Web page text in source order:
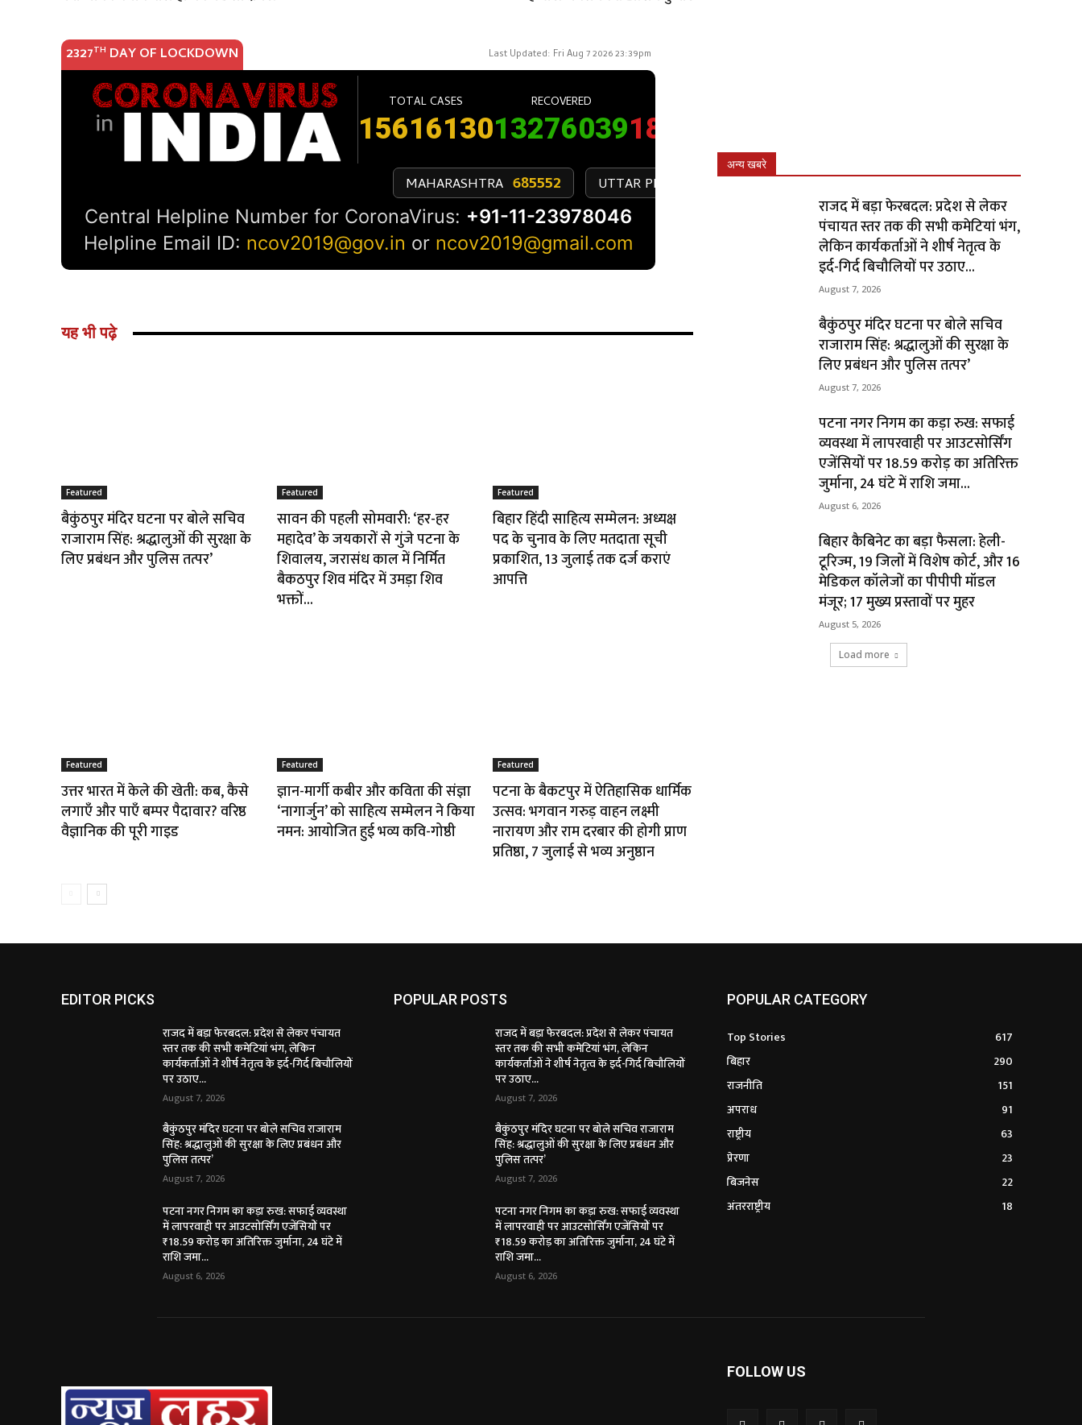
यह भी पढ़े
Featured
बैकुंठपुर मंदिर घटना पर बोले सचिव
राजाराम सिंह: श्रद्धालुओं की सुरक्षा के
लिए प्रबंधन और पुलिस तत्पर’
Featured
सावन की पहली सोमवारी: ‘हर-हर
महादेव’ के जयकारों से गुंजे पटना के
शिवालय, जरासंध काल में निर्मित
बैकठपुर शिव मंदिर में उमड़ा शिव
भक्तों...
Featured
बिहार हिंदी साहित्य सम्मेलन: अध्यक्ष
पद के चुनाव के लिए मतदाता सूची
प्रकाशित, 13 जुलाई तक दर्ज कराएं
आपत्ति
Featured
उत्तर भारत में केले की खेती: कब, कैसे
लगाएँ और पाएँ बम्पर पैदावार? वरिष्ठ
वैज्ञानिक की पूरी गाइड
Featured
ज्ञान-मार्गी कबीर और कविता की संज्ञा
‘नागार्जुन’ को साहित्य सम्मेलन ने किया
नमन: आयोजित हुई भव्य कवि-गोष्ठी
Featured
पटना के बैकटपुर में ऐतिहासिक धार्मिक
उत्सव: भगवान गरुड़ वाहन लक्ष्मी
नारायण और राम दरबार की होगी प्राण
प्रतिष्ठा, 7 जुलाई से भव्य अनुष्ठान
अन्य खबरे
राजद में बड़ा फेरबदल: प्रदेश से लेकर
पंचायत स्तर तक की सभी कमेटियां भंग,
लेकिन कार्यकर्ताओं ने शीर्ष नेतृत्व के
इर्द-गिर्द बिचौलियों पर उठाए...
August 7, 2026
बैकुंठपुर मंदिर घटना पर बोले सचिव
राजाराम सिंह: श्रद्धालुओं की सुरक्षा के
लिए प्रबंधन और पुलिस तत्पर’
August 7, 2026
पटना नगर निगम का कड़ा रुख: सफाई
व्यवस्था में लापरवाही पर आउटसोर्सिंग
एजेंसियों पर ₹18.59 करोड़ का अतिरिक्त
जुर्माना, 24 घंटे में राशि जमा...
August 6, 2026
बिहार कैबिनेट का बड़ा फैसला: हेली-
टूरिज्म, 19 जिलों में विशेष कोर्ट, और 16
मेडिकल कॉलेजों का पीपीपी मॉडल
मंजूर; 17 मुख्य प्रस्तावों पर मुहर
August 5, 2026
Load more
EDITOR PICKS
राजद में बड़ा फेरबदल: प्रदेश से लेकर पंचायत
स्तर तक की सभी कमेटियां भंग, लेकिन
कार्यकर्ताओं ने शीर्ष नेतृत्व के इर्द-गिर्द बिचौलियों
पर उठाए...
August 7, 2026
बैकुंठपुर मंदिर घटना पर बोले सचिव राजाराम
सिंह: श्रद्धालुओं की सुरक्षा के लिए प्रबंधन और
पुलिस तत्पर’
August 7, 2026
पटना नगर निगम का कड़ा रुख: सफाई व्यवस्था
में लापरवाही पर आउटसोर्सिंग एजेंसियों पर
₹18.59 करोड़ का अतिरिक्त जुर्माना, 24 घंटे में
राशि जमा...
August 6, 2026
POPULAR POSTS
राजद में बड़ा फेरबदल: प्रदेश से लेकर पंचायत
स्तर तक की सभी कमेटियां भंग, लेकिन
कार्यकर्ताओं ने शीर्ष नेतृत्व के इर्द-गिर्द बिचौलियों
पर उठाए...
August 7, 2026
बैकुंठपुर मंदिर घटना पर बोले सचिव राजाराम
सिंह: श्रद्धालुओं की सुरक्षा के लिए प्रबंधन और
पुलिस तत्पर’
August 7, 2026
पटना नगर निगम का कड़ा रुख: सफाई व्यवस्था
में लापरवाही पर आउटसोर्सिंग एजेंसियों पर
₹18.59 करोड़ का अतिरिक्त जुर्माना, 24 घंटे में
राशि जमा...
August 6, 2026
POPULAR CATEGORY
Top Stories
617
बिहार
290
राजनीति
151
अपराध
91
राष्ट्रीय
63
प्रेरणा
23
बिजनेस
22
अंतरराष्ट्रीय
18
FOLLOW US